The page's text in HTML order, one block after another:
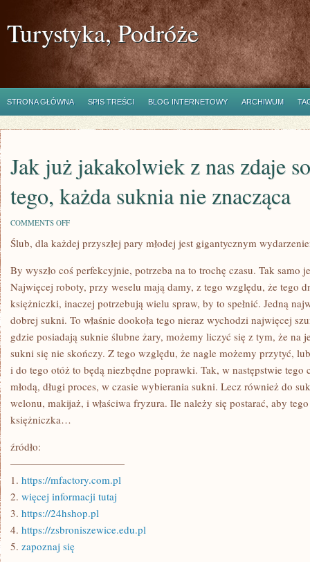
Turystyka, Podróże
STRONA GŁÓWNA SPIS TREŚCI BLOG INTERNETOWY ARCHIWUM
Jak już jakakolwiek z nas zdaje
tego, każda suknia nie znacząca
COMMENTS OFFON
JUŻ
JAKAKOLWIEK
NAS
ZDAJE
SOBIE
SPRAWĘ
Z
TEGO,
KAŻDA
SUKNIA
NIE
ZNACZĄCA
Ślub, dla każdej przyszłej pary młodej jest gigantycznym
By wyszło coś perfekcyjnie, potrzeba na to trochę czasu. Tak samo
Najwięcej roboty, przy weselu mają damy, z tego względu, że tego
księżniczki, inaczej potrzebują wielu spraw, by to spełnić. Jedną
dobrej sukni. To właśnie dookoła tego nieraz wychodzi najwięcej
gdzie posiadają suknie ślubne żary, możemy liczyć się z tym, że na
sukni się nie skończy. Z tego względu, że nagle możemy przytyć,
i do tego otóż to będą niezbędne poprawki. Tak, w następstwie tego
młodą, długi proces, w czasie wybierania sukni. Lecz również do
welonu, makijaż, i właściwa fryzura. Ile należy się postarać, aby
księżniczka…
źródło:
———————————
1. https://mfactory.com.pl
2. więcej informacji tutaj
3. https://24hshop.pl
4. https://zsbroniszewice.edu.pl
5. zapoznaj się